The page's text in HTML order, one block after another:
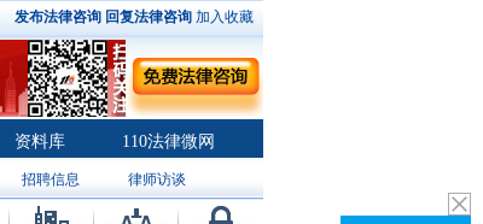
发布法律咨询 回复法律咨询 加入收藏
资料库 110法律微网
招聘信息 律师访谈